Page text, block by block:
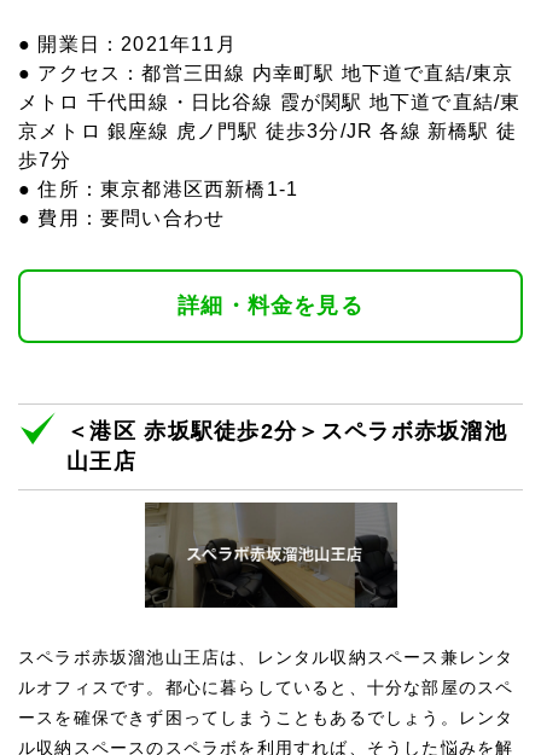
● 開業日：2021年11月
● アクセス：都営三田線 内幸町駅 地下道で直結/東京
メトロ 千代田線・日比谷線 霞が関駅 地下道で直結/東
京メトロ 銀座線 虎ノ門駅 徒歩3分/JR 各線 新橋駅 徒
歩7分
● 住所：東京都港区西新橋1-1
● 費用：要問い合わせ
詳細・料金を見る
＜港区 赤坂駅徒歩2分＞スペラボ赤坂溜池
山王店
スペラボ赤坂溜池山王店は、レンタル収納スペース兼レンタ
ルオフィスです。都心に暮らしていると、十分な部屋のスペ
ースを確保できず困ってしまうこともあるでしょう。レンタ
ル収納スペースのスペラボを利用すれば、そうした悩みを解